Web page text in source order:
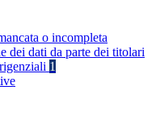
o incompleta
dei dati da parte dei titolari
1